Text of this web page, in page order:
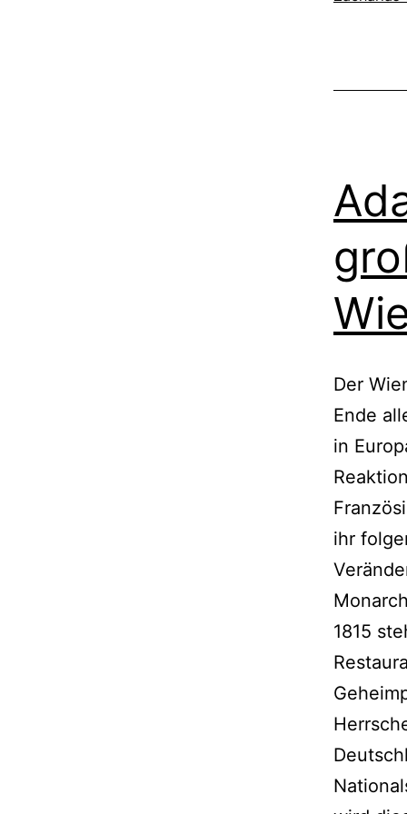
Der
Ende
in
ihr
1815